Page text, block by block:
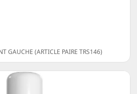
GAUCHE (ARTICLE PAIRE TRS146)